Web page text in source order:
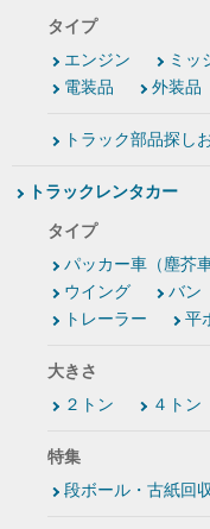
タイプ
エンジン
ミッ
電装品
外装品
トラック部品探し
トラックレンタカー
タイプ
パッカー車（塵芥
ウイング
バン
トレーラー
平
大きさ
２トン
４トン
特集
段ボール・古紙回